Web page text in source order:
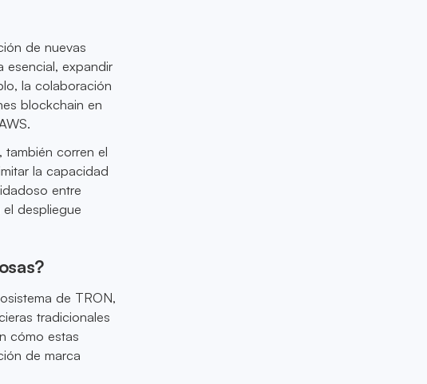
de nuevas
esencial, expandir
la colaboración
blockchain en
también corren el
la capacidad
entre
despliegue
de TRON,
tradicionales
cómo estas
de marca